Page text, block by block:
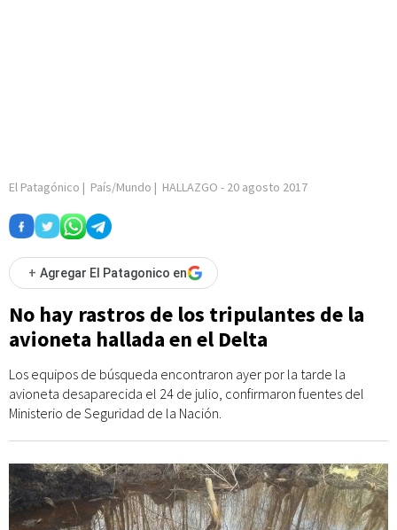
El Patagónico | País/Mundo | HALLAZGO - 20 agosto 2017
+ Agregar El Patagonico en
No hay rastros de los tripulantes de la
avioneta hallada en el Delta
Los equipos de búsqueda encontraron ayer por la tarde la
avioneta desaparecida el 24 de julio, confirmaron fuentes del
Ministerio de Seguridad de la Nación.